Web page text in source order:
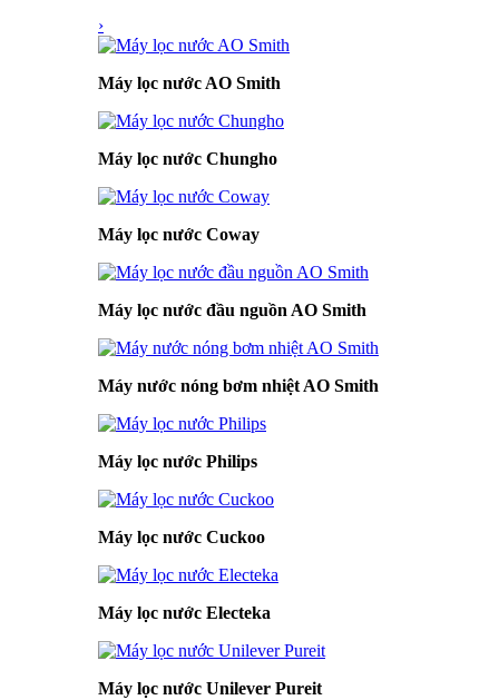
›
Máy lọc nước AO Smith
Máy lọc nước Chungho
Máy lọc nước Coway
Máy lọc nước đầu nguồn AO Smith
Máy nước nóng bơm nhiệt AO Smith
Máy lọc nước Philips
Máy lọc nước Cuckoo
Máy lọc nước Electeka
Máy lọc nước Unilever Pureit